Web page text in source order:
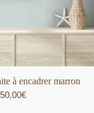
à encadrer marron
50,00€